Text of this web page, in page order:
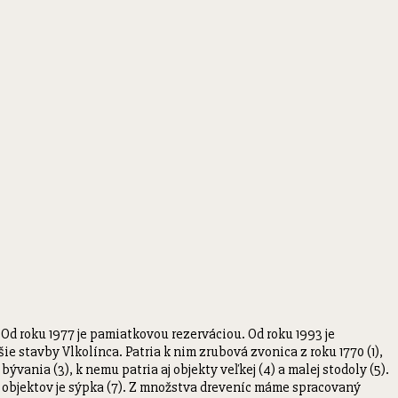
roku 1977 je pamiatkovou rezerváciou. Od roku 1993 je
stavby Vlkolínca. Patria k nim zrubová zvonica z roku 1770 (1),
(3), k nemu patria aj objekty veľkej (4) a malej stodoly (5).
je sýpka (7). Z množstva dreveníc máme spracovaný